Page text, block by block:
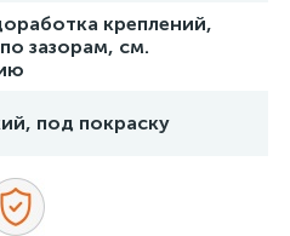
креплений,
зазорам, см.
под покраску